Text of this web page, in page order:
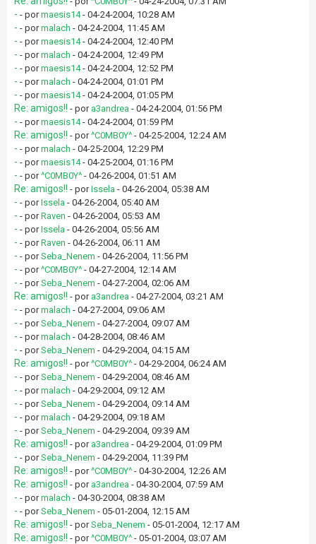
- - pormaesis14- 04-24-2004, 10:28 AM
- - pormalach - 04-24-2004, 11:45 AM
- - pormaesis14- 04-24-2004, 12:40 PM
- - pormalach - 04-24-2004, 12:49 PM
- - pormaesis14- 04-24-2004, 12:52 PM
- - pormalach - 04-24-2004, 01:01 PM
- - pormaesis14- 04-24-2004, 01:05 PM
Re: amigos!! - por a3andrea - 04-24-2004, 01:56 PM
- - pormaesis14- 04-24-2004, 01:59 PM
Re: amigos!! - por^C0MB0Y^ - 04-25-2004, 12:24 AM
- - pormalach - 04-25-2004, 12:29 PM
- - pormaesis14- 04-25-2004, 01:16 PM
- - por^C0MB0Y^ - 04-26-2004, 01:51 AM
Re: amigos!! - porIssela - 04-26-2004, 05:38 AM
- - porIssela - 04-26-2004, 05:40 AM
- - porRaven - 04-26-2004, 05:53 AM
- - porIssela - 04-26-2004, 05:56 AM
- - porRaven - 04-26-2004, 06:11 AM
- - porSeba_Nenem - 04-26-2004, 11:56 PM
- - por^C0MB0Y^ - 04-27-2004, 12:14 AM
- - porSeba_Nenem - 04-27-2004, 02:06 AM
Re: amigos!! - por a3andrea - 04-27-2004, 03:21 AM
- - pormalach - 04-27-2004, 09:06 AM
- - porSeba_Nenem - 04-27-2004, 09:07 AM
- - pormalach - 04-28-2004, 08:46 AM
- - porSeba_Nenem - 04-29-2004, 04:15 AM
Re: amigos!! - por^C0MB0Y^ - 04-29-2004, 06:24 AM
- - porSeba_Nenem - 04-29-2004, 08:46 AM
- - pormalach - 04-29-2004, 09:12 AM
- - porSeba_Nenem - 04-29-2004, 09:14 AM
- - pormalach - 04-29-2004, 09:18 AM
- - porSeba_Nenem - 04-29-2004, 09:39 AM
Re: amigos!! - por a3andrea - 04-29-2004, 01:09 PM
- - porSeba_Nenem - 04-29-2004, 11:39 PM
Re: amigos!! - por^C0MB0Y^ - 04-30-2004, 12:26 AM
Re: amigos!! - por a3andrea - 04-30-2004, 07:59 AM
- - pormalach - 04-30-2004, 08:38 AM
- - porSeba_Nenem - 05-01-2004, 12:15 AM
Re: amigos!! - porSeba_Nenem - 05-01-2004, 12:17 AM
Re: amigos!! - por^C0MB0Y^ - 05-01-2004, 03:07 AM